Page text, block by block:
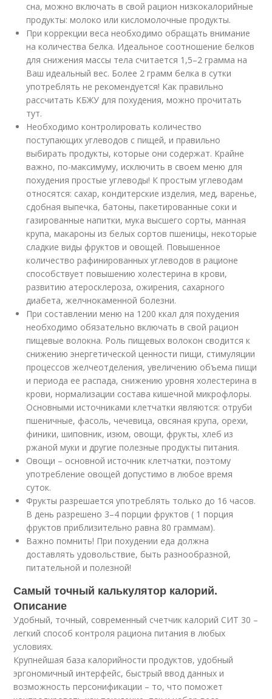
сна, можно включать в свой рацион низкокалорийные
продукты: молоко или кисломолочные продукты.
При коррекции веса необходимо обращать внимание
на количества белка. Идеальное соотношение белков
для снижения массы тела считается 1,5–2 грамма на
Ваш идеальный вес. Более 2 грамм белка в сутки
употреблять не рекомендуется! Как правильно
рассчитать КБЖУ для похудения, можно прочитать
тут.
Необходимо контролировать количество
поступающих углеводов с пищей, и правильно
выбирать продукты, которые они содержат. Крайне
важно, по-максимуму, исключить в своем меню для
похудения простые углеводы! К простым углеводам
относятся: сахар, кондитерские изделия, мед, варенье,
сдобная выпечка, батоны, пакетированные соки и
газированные напитки, мука высшего сорты, манная
крупа, макароны из белых сортов пшеницы, некоторые
сладкие виды фруктов и овощей. Повышенное
количество рафинированных углеводов в рационе
способствует повышению холестерина в крови,
развитию атеросклероза, ожирения, сахарного
диабета, желчнокаменной болезни.
При составлении меню на 1200 ккал для похудения
необходимо обязательно включать в свой рацион
пищевые волокна. Роль пищевых волокон сводится к
снижению энергетической ценности пищи, стимуляции
процессов желчеотделения, увеличению объема пищи
и периода ее распада, снижению уровня холестерина в
крови, нормализации состава кишечной микрофлоры.
Основными источниками клетчатки являются: отруби
пшеничные, фасоль, чечевица, овсяная крупа, орехи,
финики, шиповник, изюм, овощи, фрукты, хлеб из
ржаной муки и другие полезные продукты питания.
Овощи – основной источник клетчатки, поэтому
употребление овощей допустимо в любое время
суток.
Фрукты разрешается употреблять только до 16 часов.
В день разрешено 3–4 порции фруктов ( 1 порция
фруктов приблизительно равна 80 граммам).
Важно помнить! При похудении еда должна
доставлять удовольствие, быть разнообразной,
питательной и полезной!
Самый точный калькулятор калорий.
Описание
Удобный, точный, современный счетчик калорий СИТ 30 –
легкий способ контроля рациона питания в любых
условиях.
Крупнейшая база калорийности продуктов, удобный
эргономичный интерфейс, быстрый ввод данных и
возможность персонификации – то, что поможет